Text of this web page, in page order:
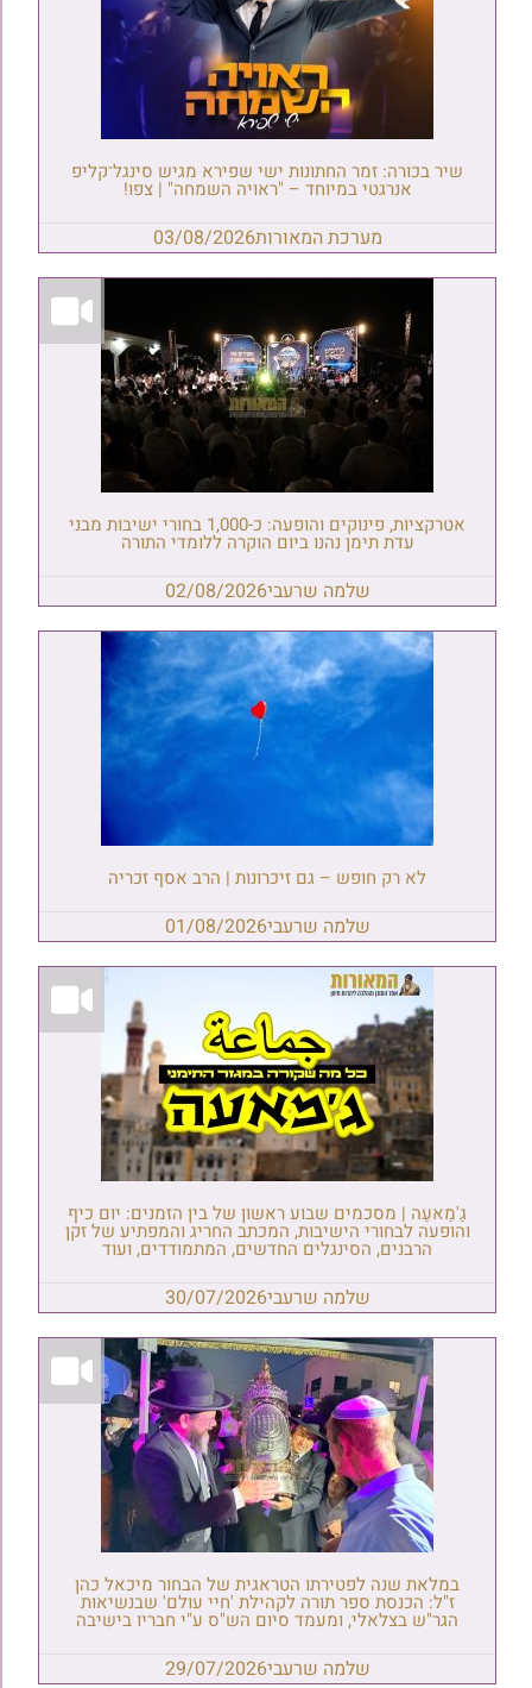
שיר בכורה: זמר החתונות ישי שפירא מגיש סינגל־קליפ
אנרגטי במיוחד – "ראויה השמחה" | צפו!
מערכת המאורות03/08/2026
אטרקציות, פינוקים והופעה: כ-1,000 בחורי ישיבות מבני
עדת תימן נהנו ביום הוקרה ללומדי התורה
שלמה שרעבי02/08/2026
לא רק חופש – גם זיכרונות | הרב אסף זכריה
שלמה שרעבי01/08/2026
גַ'מַאעַה | מסכמים שבוע ראשון של בין הזמנים: יום כיף
והופעה לבחורי הישיבות, המכתב החריג והמפתיע של זקן
הרבנים, הסינגלים החדשים, המתמודדים, ועוד
שלמה שרעבי30/07/2026
במלאת שנה לפטירתו הטראגית של הבחור מיכאל כהן
ז"ל: הכנסת ספר תורה לקהילת 'חיי עולם' שבנשיאות
הגר"ש בצלאלי, ומעמד סיום הש"ס ע"י חבריו בישיבה
שלמה שרעבי29/07/2026